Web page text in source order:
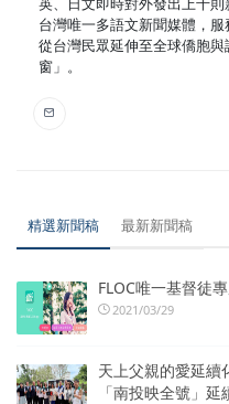
台灣唯一多語文新聞媒體，
從台灣民眾延伸至全球僑胞
窗」。
精選新聞稿 最新新聞稿
FLOC唯一基督徒
2021/03/29
天上父親的愛延續
「南投映全號」延